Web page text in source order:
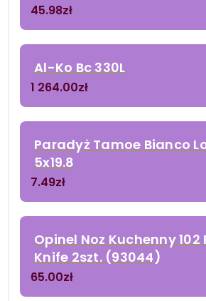
45.98zł
Al-Ko Bc 330L
1 264.00zł
Paradyż Tamoe Bianco
5x19.8
7.49zł
Opinel Noz Kuchenny 102
Knife 2szt. (93044)
65.00zł